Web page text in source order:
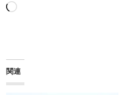
読
み
中…
関連